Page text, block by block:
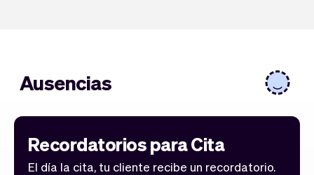
Ausencias
Recordatorios para Cita
El día la cita, tu cliente recibe un recordatorio.